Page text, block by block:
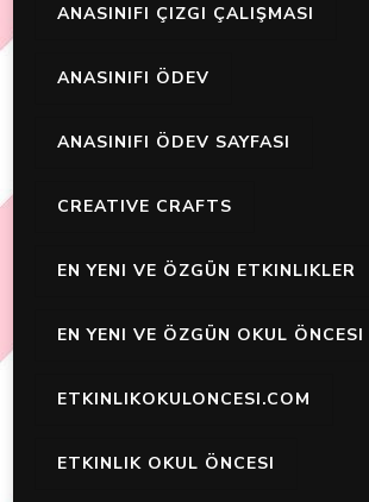
ANASINIFI ÇIZGI ÇALIŞMASI
ANASINIFI ÖDEV
ANASINIFI ÖDEV SAYFASI
CREATIVE CRAFTS
EN YENI VE ÖZGÜN ETKINLIKLER
EN YENI VE ÖZGÜN OKUL ÖNCESI
ETKINLIKOKULONCESI.COM
ETKINLIK OKUL ÖNCESI